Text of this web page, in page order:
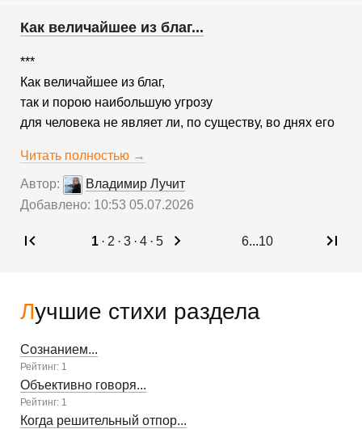
Лучшие стихи раздела
Сознанием...
Рейтинг: 1
Объективно говоря...
Рейтинг: 1
Когда решительный отпор...
Как величайшее из благ...
***
Как величайшее из благ,
так и порою наибольшую угрозу
для человека не являет ли, по существу, во днях его
Читать полностью →
Автор:
Владимир Лучит
Добавлено: 10:53 05.07.2026
1 · 2 · 3 · 4 · 5 6...10